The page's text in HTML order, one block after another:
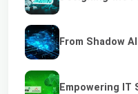
From Shadow
Empowering